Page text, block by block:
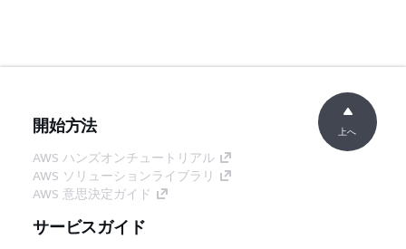
開始方法
AWS ハンズオンチュートリアル
AWS ソリューションライブラリ
AWS 意思決定ガイド
サービスガイド
上へ